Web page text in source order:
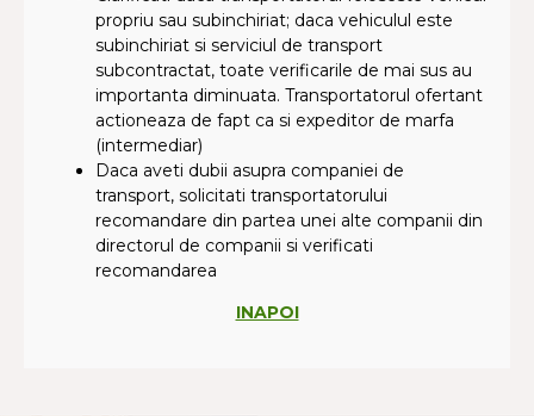
propriu sau subinchiriat; daca vehiculul este
subinchiriat si serviciul de transport
subcontractat, toate verificarile de mai sus au
importanta diminuata. Transportatorul ofertant
actioneaza de fapt ca si expeditor de marfa
(intermediar)
Daca aveti dubii asupra companiei de
transport, solicitati transportatorului
recomandare din partea unei alte companii din
directorul de companii si verificati
recomandarea
INAPOI